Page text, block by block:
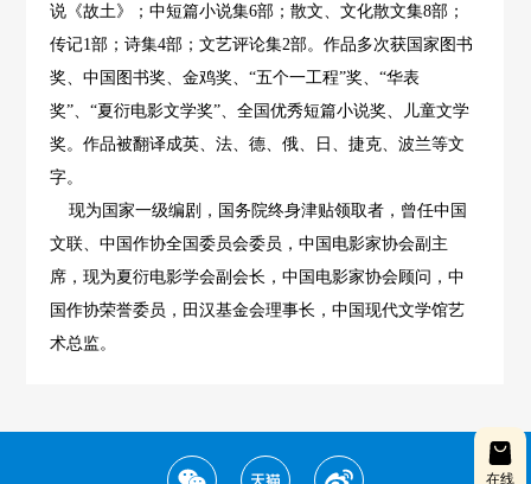
在线
说《故土》；中短篇小说集6部；散文、文化散文集8部；
传记1部；诗集4部；文艺评论集2部。作品多次获国家图书
奖、中国图书奖、金鸡奖、“五个一工程”奖、“华表
奖”、“夏衍电影文学奖”、全国优秀短篇小说奖、儿童文学
奖。作品被翻译成英、法、德、俄、日、捷克、波兰等文
字。
现为国家一级编剧，国务院终身津贴领取者，曾任中国
文联、中国作协全国委员会委员，中国电影家协会副主
席，现为夏衍电影学会副会长，中国电影家协会顾问，中
国作协荣誉委员，田汉基金会理事长，中国现代文学馆艺
术总监。